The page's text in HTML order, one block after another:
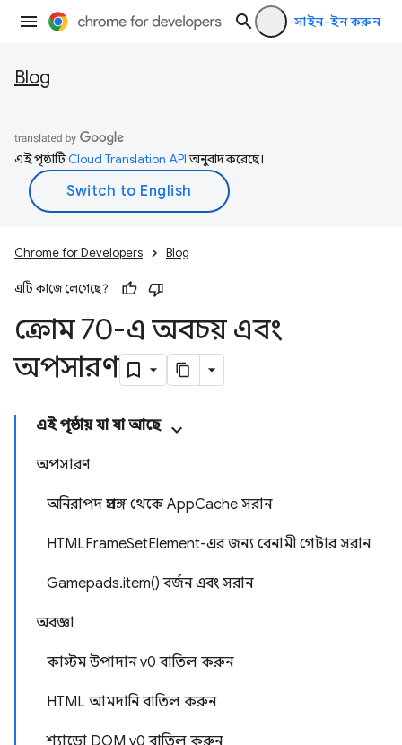
সাইন-ইন করুন
Blog
এই পৃষ্ঠাটিCloud Translation APIঅনুবাদ করেছে।
Chrome for Developers Blog
এটি কাজে লেগেছে?
ক্রোম 70-এ অবচয় এবং
অপসারণ
এই পৃষ্ঠায় যা যা আছে
অপসারণ
অনিরাপদ প্রসঙ্গ থেকে AppCache সরান
HTMLFrameSetElement-এর জন্য বেনামী গেটার সরান
Gamepads.item() বর্জন এবং সরান
অবজ্ঞা
কাস্টম উপাদান v0 বাতিল করুন
HTML আমদানি বাতিল করুন
শ্যাডো DOM v0 বাতিল করুন